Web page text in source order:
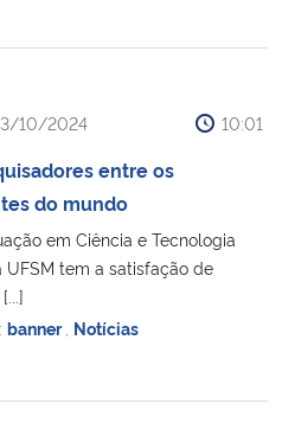
10/2024 10:01
entre os
do mundo
em Ciência e Tecnologia
UFSM tem a satisfação de
banner Notícias